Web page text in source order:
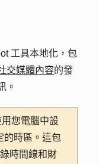
工具本地化，包
交媒體內容的發
。
您電腦中設
的時區。這包
時間線和財